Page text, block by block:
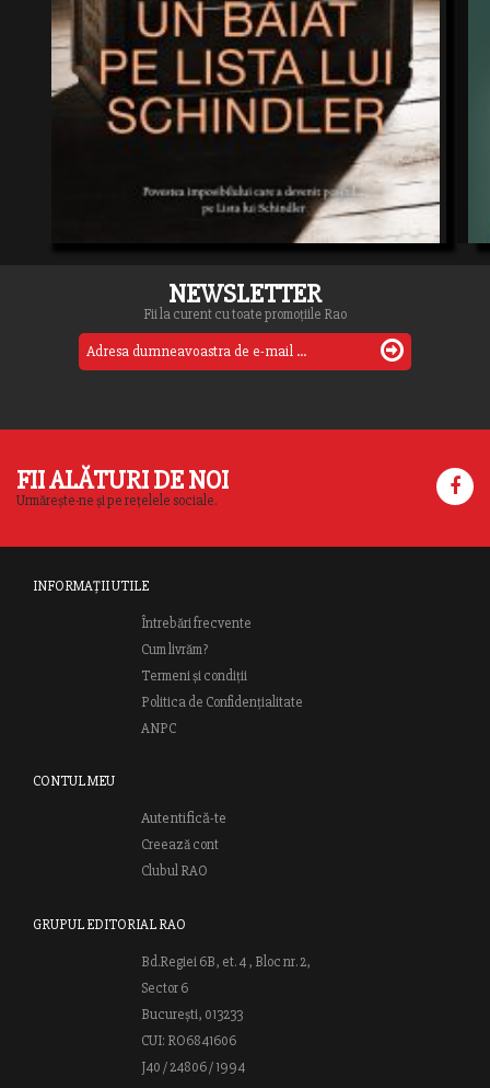
NEWSLETTER
Fii la curent cu toate promoțiile Rao
FII ALĂTURI DE NOI
Urmărește-ne și pe rețelele sociale.
INFORMAȚII UTILE
Întrebări frecvente
Cum livrăm?
Termeni și condiții
Politica de Confidențialitate
ANPC
CONTUL MEU
Autentifică-te
Creează cont
Clubul RAO
GRUPUL EDITORIAL RAO
Bd.Regiei 6B, et. 4 , Bloc nr. 2,
Sector 6
București, 013233
CUI: RO6841606
J40 / 24806 / 1994